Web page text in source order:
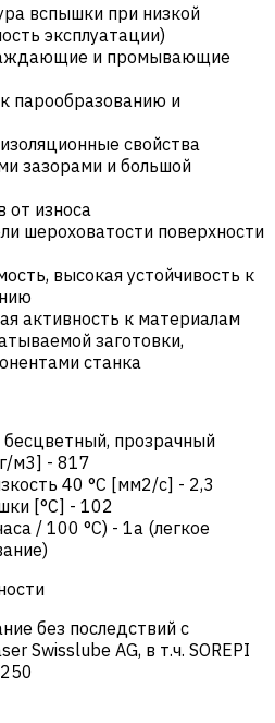
вспышки при низкой
эксплуатации)
и промывающие
парообразованию и
свойства
зазорами и большой
от износа
шероховатости поверхности
высокая устойчивость к
активность к материалам
заготовки,
станка
бесцветный, прозрачный
м3] - 817
40 °C [мм2/с] - 2,3
[°C] - 102
/ 100 °C) - 1a (легкое
без последствий с
Swisslube AG, в т.ч. SOREPI